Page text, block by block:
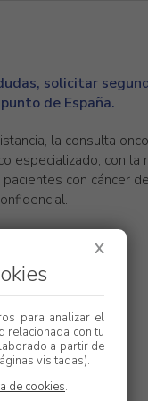
solicitar
de España.
la consulta
especializado, con la
con cáncer
oncológicos
y bienestar
donde estés
X
para analizar el
relacionada con tu
a partir de
visitadas).
de cookies.